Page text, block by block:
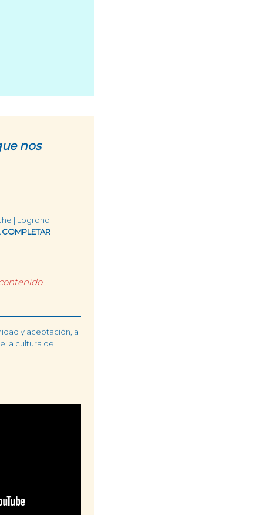
nos
| Logroño
COMPLETAR
y aceptación, a
la cultura del